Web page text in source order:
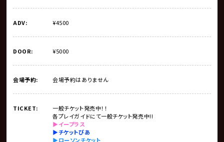
ADV: ¥4500
DOOR: ¥5000
会場予約: 会場予約はありません
TICKET:
一般チケット発売中！！
各プレイガイドにて一般チケット発売中!!
▶︎イープラス
▶︎チケットぴあ
▶︎ローソンチケット